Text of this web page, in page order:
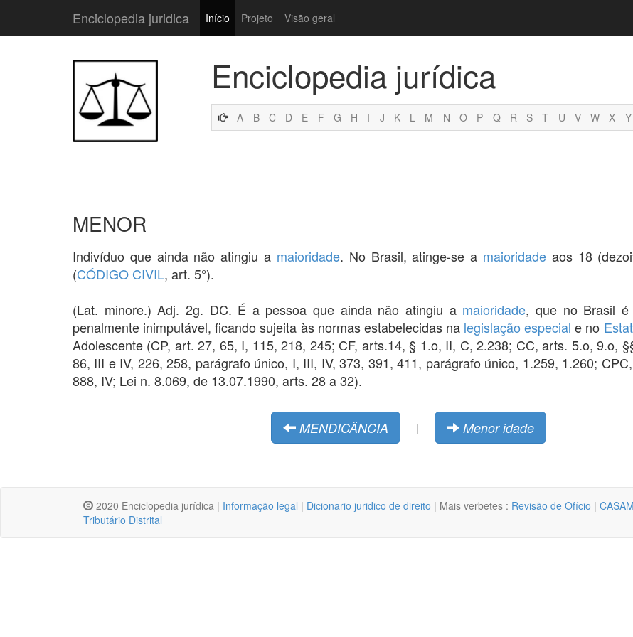
Enciclopedia juridica Início Projeto Visão geral
Enciclopedia jurídica
A B C D E F G H I J K L M N O P Q R S T U V W X Y
MENOR
Indivíduo que ainda não atingiu a maioridade. No Brasil, atinge-se a maioridadeaos 18
(CÓDIGO CIVIL, art. 5°).
(Lat. minore.) Adj. 2g. DC. É a pessoa que ainda não atingiu a maioridade, que no Brasil
penalmente inimputável, ficando sujeita às normas estabelecidas na legislação especial e no
Adolescente (CP, art. 27, 65, I, 115, 218, 245; CF, arts.14, § 1.o, II, C, 2.238; CC, arts. 5.o, 9.o,
86, III e IV, 226, 258, parágrafo único, I, III, IV, 373, 391, 411, parágrafo único, 1.259, 1.260;
888, IV; Lei n. 8.069, de 13.07.1990, arts. 28 a 32).
MENDICÂNCIA | Menor idade
2020 Enciclopedia jurídica | Informação legal | Dicionario juridico de direito | Mais verbetes : Revisão de Ofício |
Tributário Distrital